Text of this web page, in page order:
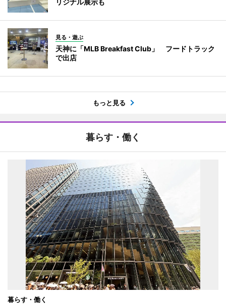
リジナル展示も
見る・遊ぶ
天神に「MLB Breakfast Club」 フードトラック
で出店
もっと見る
暮らす・働く
暮らす・働く